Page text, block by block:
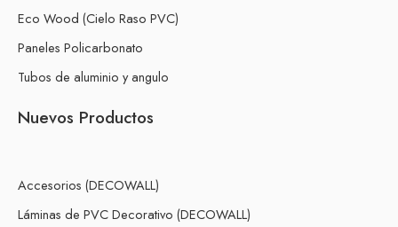
Eco Wood (Cielo Raso PVC)
Paneles Policarbonato
Tubos de aluminio y angulo
Nuevos Productos
Accesorios (DECOWALL)
Láminas de PVC Decorativo (DECOWALL)